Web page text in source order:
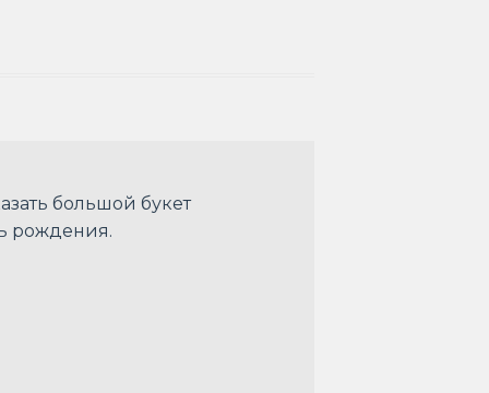
большой букет
рождения.